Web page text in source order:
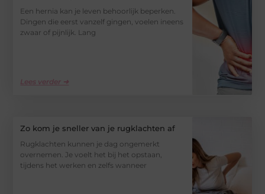
Een hernia kan je leven behoorlijk beperken.
Dingen die eerst vanzelf gingen, voelen ineens
zwaar of pijnlijk. Lang
Lees verder ➜
Zo kom je sneller van je rugklachten af
Rugklachten kunnen je dag ongemerkt
overnemen. Je voelt het bij het opstaan,
tijdens het werken en zelfs wanneer